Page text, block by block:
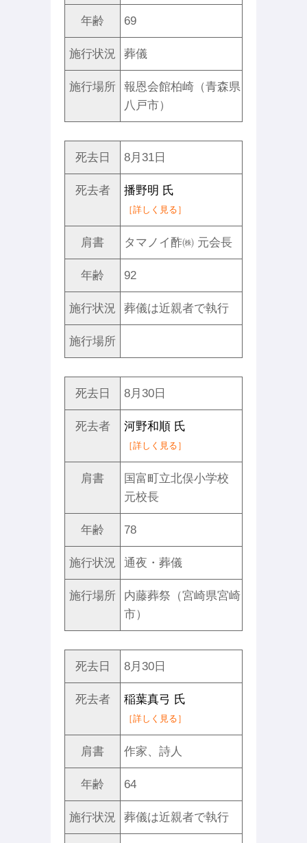
年齢 69
施行状況 葬儀
施行場所
報恩会館柏崎（青森県
八戸市）
死去日 8月31日
死去者 播野明 氏
［詳しく見る］
肩書 タマノイ酢㈱ 元会長
年齢 92
施行状況 葬儀は近親者で執行
施行場所
死去日 8月30日
死去者 河野和順 氏
［詳しく見る］
肩書
国富町立北俣小学校
元校長
年齢 78
施行状況 通夜・葬儀
施行場所
内藤葬祭（宮崎県宮崎
市）
死去日 8月30日
死去者 稲葉真弓 氏
［詳しく見る］
肩書 作家、詩人
年齢 64
施行状況 葬儀は近親者で執行